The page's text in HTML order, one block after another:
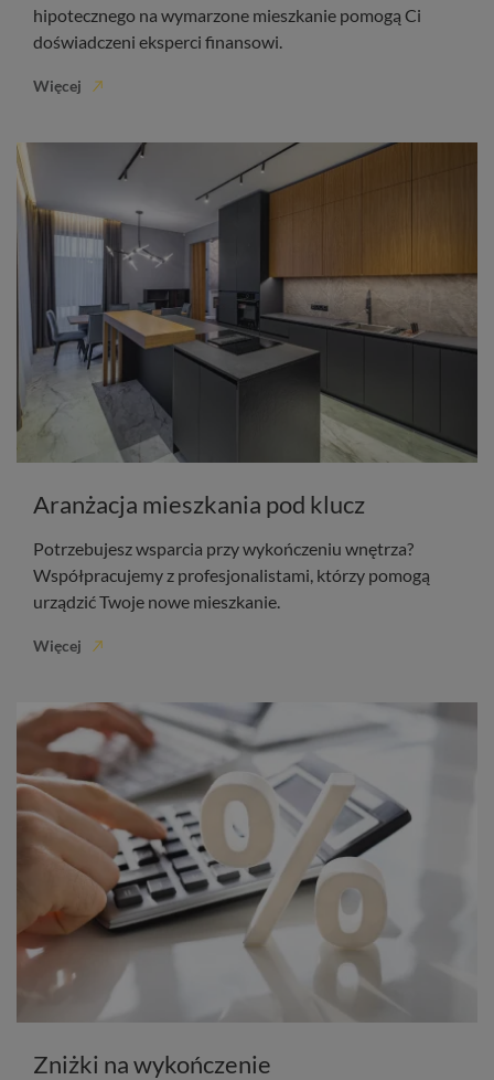
hipotecznego na wymarzone mieszkanie pomogą Ci
doświadczeni eksperci finansowi.
Więcej
Aranżacja mieszkania pod klucz
Potrzebujesz wsparcia przy wykończeniu wnętrza?
Współpracujemy z profesjonalistami, którzy pomogą
urządzić Twoje nowe mieszkanie.
Więcej
Zniżki na wykończenie